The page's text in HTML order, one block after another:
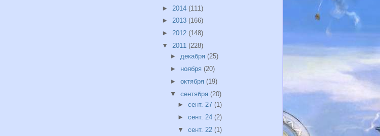
► 2014 (111)
► 2013 (166)
► 2012 (148)
▼ 2011 (228)
► декабря (25)
► ноября (20)
► октября (19)
▼ сентября (20)
►сент. 27(1)
►сент. 24(2)
▼сент. 22(1)